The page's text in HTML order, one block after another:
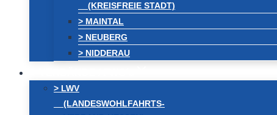
(KREISFREIE STADT)
> MAINTAL
> NEUBERG
> NIDDERAU
> LWV
(LANDESWOHLFAHRTS-